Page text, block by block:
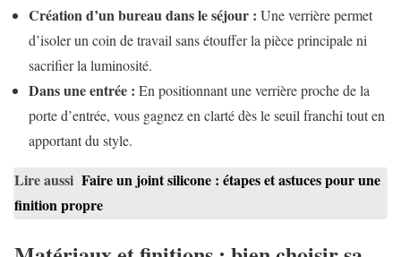
Création d’un bureau dans le séjour : Une verrière permet
d’isoler un coin de travail sans étouffer la pièce principale ni
sacrifier la luminosité.
Dans une entrée : En positionnant une verrière proche de la
porte d’entrée, vous gagnez en clarté dès le seuil franchi tout en
apportant du style.
Lire aussi Faire un joint silicone : étapes et astuces pour une
finition propre